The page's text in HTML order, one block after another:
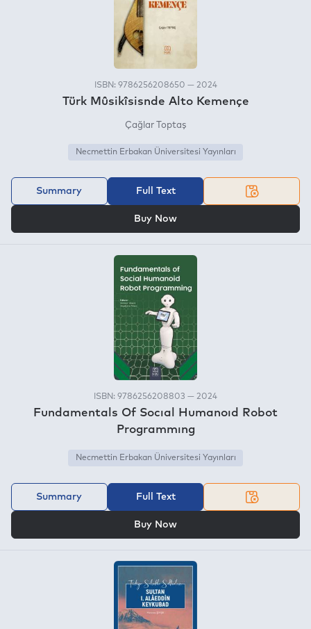
ISBN: 9786256208650 — 2024
Türk Mûsikîsisnde Alto Kemençe
Çağlar Toptaş
Necmettin Erbakan Üniversitesi Yayınları
Summary Full Text
Buy Now
ISBN: 9786256208803 — 2024
Fundamentals Of Socıal Humanoıd Robot
Programmıng
Necmettin Erbakan Üniversitesi Yayınları
Summary Full Text
Buy Now